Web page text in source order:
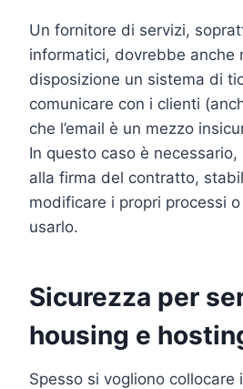
Un fornitore di servizi,
informatici, dovrebbe anche
disposizione un sistema di
comunicare con i clienti
che l’email è un mezzo
In questo caso è
alla firma del contratto,
modificare i propri processi
usarlo.
Sicurezza per
housing e
Spesso si vogliono collocare